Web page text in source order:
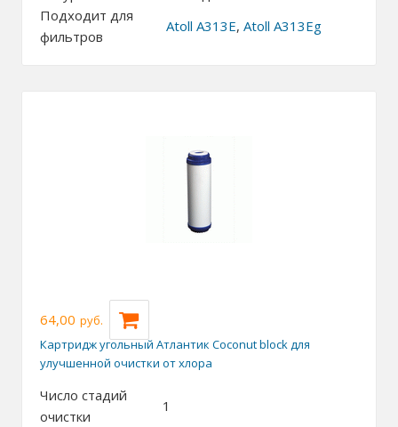
Подходит для
фильтров
Atoll A313E, Atoll А313Eg
64,00 руб.
Картридж угольный Атлантик Coconut block для
улучшенной очистки от хлора
Число стадий
очистки
1